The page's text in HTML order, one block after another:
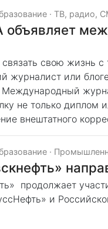
· ТВ, радио,
объявляет
свою жизнь
журналист или
не только диплом
внештатного
·
продолжает
и